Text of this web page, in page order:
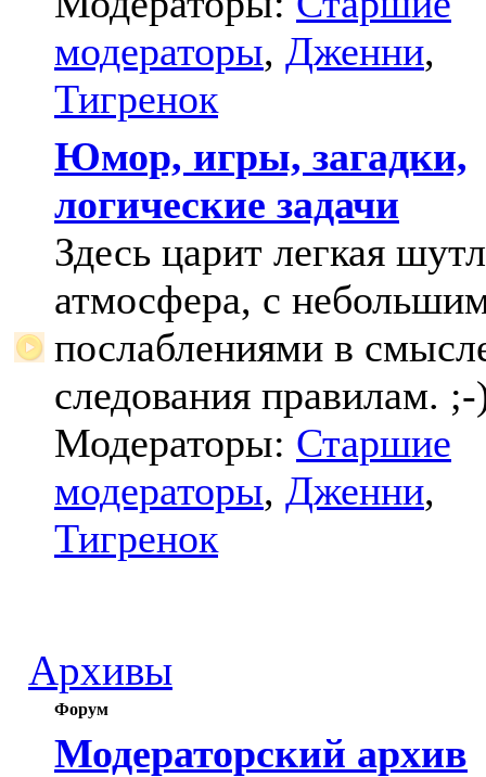
модераторы, Дженни,
Тигренок
Юмор, игры, загадки,
логические задачи
Здесь царит легкая
атмосфера, с
послаблениями в
следования правилам.
Модераторы: Старшие
модераторы, Дженни,
Тигренок
Архивы
Форум
Модераторский архив